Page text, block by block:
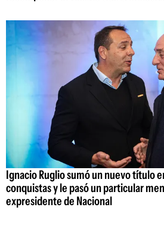
Ignacio Ruglio sumó un nuevo título
conquistas y le pasó un particular
expresidente de Nacional